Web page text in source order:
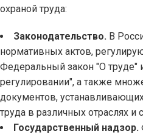
охраной труда:
Законодательство. В
нормативных актов,
Федеральный закон "О труде"
регулировании", а также
документов,
труда в различных отраслях и
Государственный надзор.